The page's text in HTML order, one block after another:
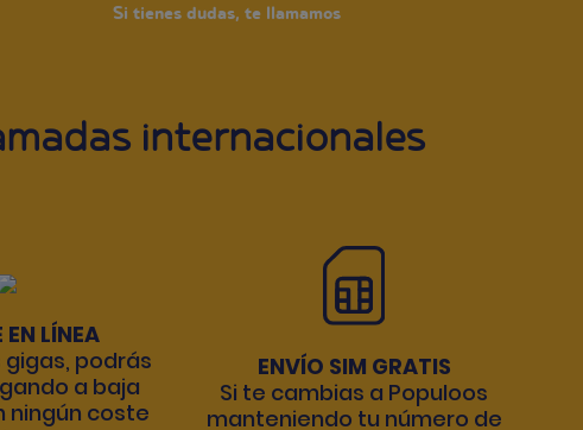
Si tienes dudas, te llamamos
internacionales
EN LÍNEA
podrás
a baja
ningún coste
ENVÍO SIM GRATIS
Si te cambias a Populoos
manteniendo tu número de